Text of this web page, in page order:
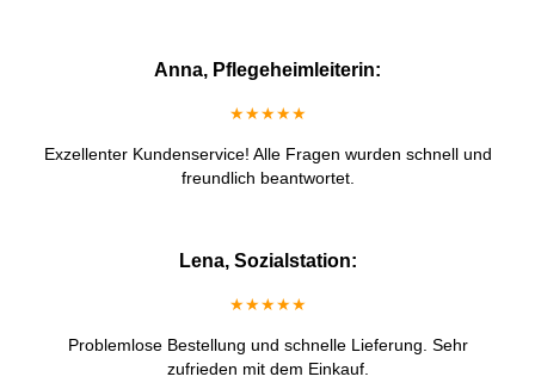
Anna, Pflegeheimleiterin:
★★★★★
Exzellenter Kundenservice! Alle Fragen wurden schnell und
freundlich beantwortet.
Lena, Sozialstation:
★★★★★
Problemlose Bestellung und schnelle Lieferung. Sehr
zufrieden mit dem Einkauf.